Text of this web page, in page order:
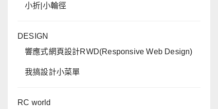
小折|小輪徑
DESIGN
響應式網頁設計RWD(Responsive Web Design)
我搞設計小菜單
RC world